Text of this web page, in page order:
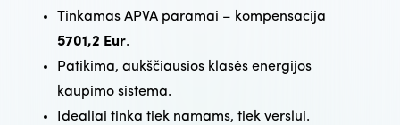
Tinkamas APVA paramai – kompensacija
5701,2 Eur.
Patikima, aukščiausios klasės energijos
kaupimo sistema.
Idealiai tinka tiek namams, tiek verslui.